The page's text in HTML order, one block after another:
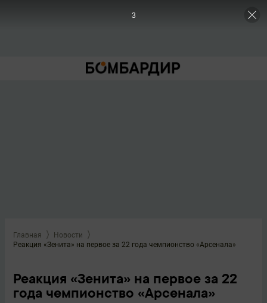
Главная
Новости
Реакция «Зенита» на первое за 22 года чемпионство «Арсенала»
Реакция «Зенита» на первое за 22
года чемпионство «Арсенала»
2